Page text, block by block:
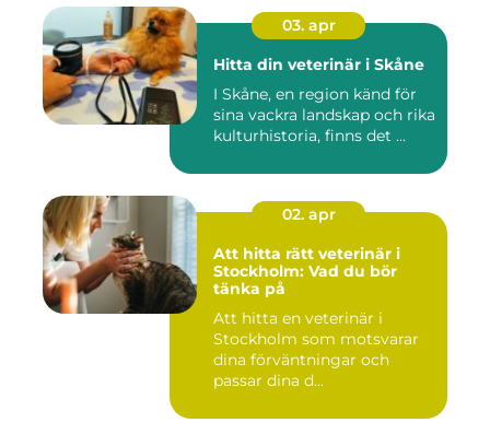
03. apr
Hitta din veterinär i Skåne
I Skåne, en region känd för
sina vackra landskap och rika
kulturhistoria, finns det ...
02. apr
Att hitta rätt veterinär i
Stockholm: Vad du bör
tänka på
Att hitta en veterinär i
Stockholm som motsvarar
dina förväntningar och
passar dina d...